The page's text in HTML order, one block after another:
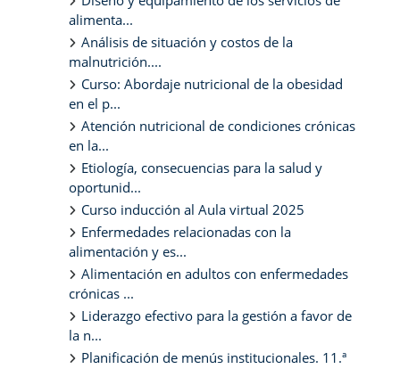
alimenta...
Análisis de situación y costos de la
malnutrición....
Curso: Abordaje nutricional de la obesidad
en el p...
Atención nutricional de condiciones crónicas
en la...
Etiología, consecuencias para la salud y
oportunid...
Curso inducción al Aula virtual 2025
Enfermedades relacionadas con la
alimentación y es...
Alimentación en adultos con enfermedades
crónicas ...
Liderazgo efectivo para la gestión a favor de
la n...
Planificación de menús institucionales. 11.ª